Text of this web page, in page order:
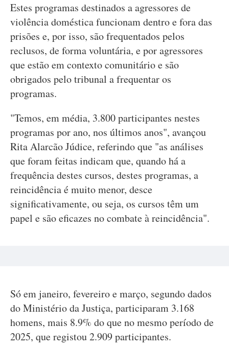
Estes programas destinados a agressores de
violência doméstica funcionam dentro e fora das
prisões e, por isso, são frequentados pelos
reclusos, de forma voluntária, e por agressores
que estão em contexto comunitário e são
obrigados pelo tribunal a frequentar os
programas.
"Temos, em média, 3.800 participantes nestes
programas por ano, nos últimos anos", avançou
Rita Alarcão Júdice, referindo que "as análises
que foram feitas indicam que, quando há a
frequência destes cursos, destes programas, a
reincidência é muito menor, desce
significativamente, ou seja, os cursos têm um
papel e são eficazes no combate à reincidência".
Só em janeiro, fevereiro e março, segundo dados
do Ministério da Justiça, participaram 3.168
homens, mais 8.9% do que no mesmo período de
2025, que registou 2.909 participantes.